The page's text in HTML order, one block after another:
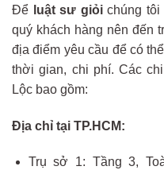
Để luật sư giỏichúng tôi
quý khách hàng nên đến
địa điểm yêu cầu để có
thời gian, chi phí. Các
Lộc bao gồm:
Địa chỉ tại TP.HCM:
Trụ sở 1: Tầng 3,